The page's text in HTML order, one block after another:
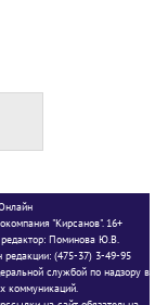
"Кирсанов". 16+
Поминова Ю.В.
(475-37) 3-49-95
службой по надзору в
коммуникаций.